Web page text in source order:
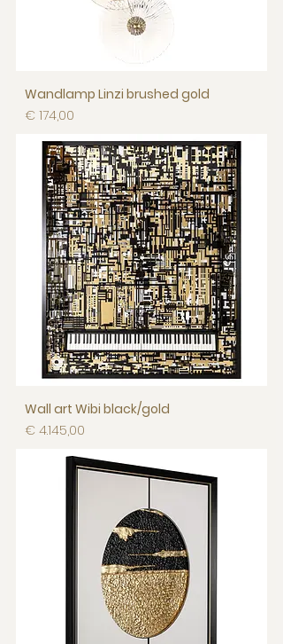
Wandlamp Linzi brushed gold
Prijs
€ 174,00
Wall art Wibi black/gold
Prijs
€ 4.145,00